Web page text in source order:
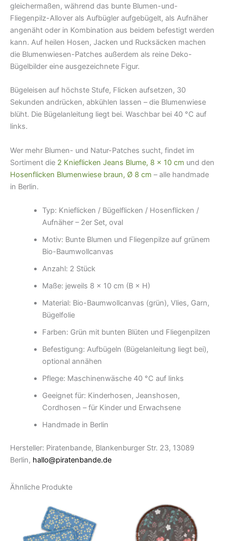
gleichermaßen, während das bunte Blumen-und-
Fliegenpilz-Allover als Aufbügler aufgebügelt, als Aufnäher
angenäht oder in Kombination aus beidem befestigt werden
kann. Auf heilen Hosen, Jacken und Rucksäcken machen
die Blumenwiesen-Patches außerdem als reine Deko-
Bügelbilder eine ausgezeichnete Figur.
Bügeleisen auf höchste Stufe, Flicken aufsetzen, 30
Sekunden andrücken, abkühlen lassen – die Blumenwiese
blüht. Die Bügelanleitung liegt bei. Waschbar bei 40 °C auf
links.
Wer mehr Blumen- und Natur-Patches sucht, findet im
Sortiment die 2 Knieflicken Jeans Blume, 8 × 10 cm und den
Hosenflicken Blumenwiese braun, Ø 8 cm – alle handmade
in Berlin.
Typ: Knieflicken / Bügelflicken / Hosenflicken /
Aufnäher – 2er Set, oval
Motiv: Bunte Blumen und Fliegenpilze auf grünem
Bio-Baumwollcanvas
Anzahl: 2 Stück
Maße: jeweils 8 × 10 cm (B × H)
Material: Bio-Baumwollcanvas (grün), Vlies, Garn,
Bügelfolie
Farben: Grün mit bunten Blüten und Fliegenpilzen
Befestigung: Aufbügeln (Bügelanleitung liegt bei),
optional annähen
Pflege: Maschinenwäsche 40 °C auf links
Geeignet für: Kinderhosen, Jeanshosen,
Cordhosen – für Kinder und Erwachsene
Handmade in Berlin
Hersteller: Piratenbande, Blankenburger Str. 23, 13089
Berlin, hallo@piratenbande.de
Ähnliche Produkte